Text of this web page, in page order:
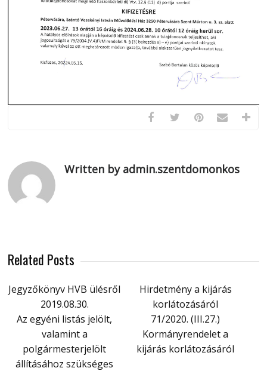
Written by admin.szentdomonkos
Related Posts
Jegyzőkönyv HVB ülésről
2019.08.30.
Hirdetmény a kijárás
korlátozásáról
Az egyéni listás jelölt,
valamint a
polgármesterjelölt
állításához szükséges
71/2020. (III.27.)
Kormányrendelet a
kijárás korlátozásáról